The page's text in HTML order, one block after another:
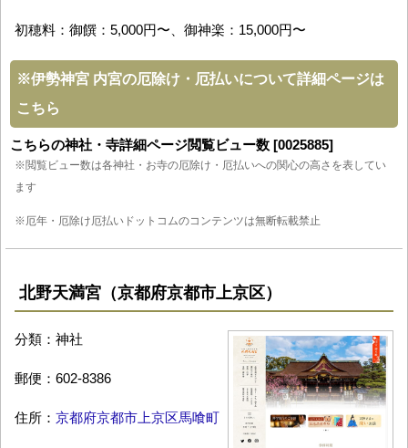
初穂料：御饌：5,000円〜、御神楽：15,000円〜
※伊勢神宮 内宮の厄除け・厄払いについて詳細ページは
こちら
こちらの神社・寺詳細ページ閲覧ビュー数 [0025885]
※閲覧ビュー数は各神社・お寺の厄除け・厄払いへの関心の高さを表してい
ます
※厄年・厄除け厄払いドットコムのコンテンツは無断転載禁止
北野天満宮（京都府京都市上京区）
分類：神社
郵便：602-8386
住所： 京都府京都市上京区馬喰町